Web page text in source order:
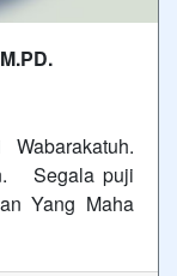
Wabarakatuh.
Segala puji
Yang Maha